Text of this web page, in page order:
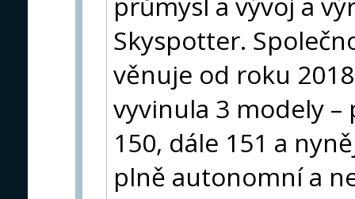
Skyspotter.
věnuje od roku
vyvinula 3 modely
150, dále 151 a
plně autonomní a